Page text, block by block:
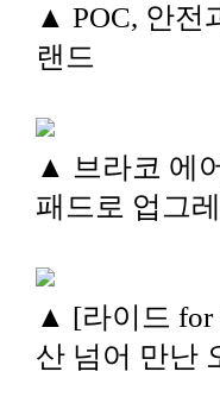
▲ POC, 안전
랜드
▲ 브라코 에
패드로 업그
▲ [라이드 for
산 넘어 만난